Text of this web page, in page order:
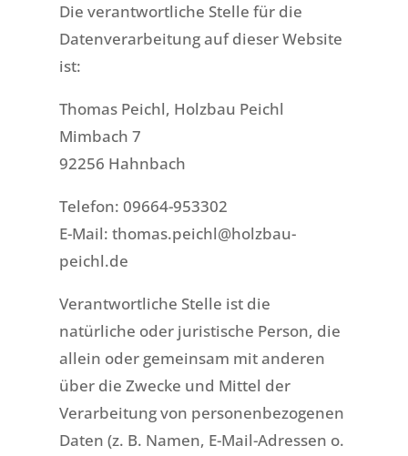
Die verantwortliche Stelle für die
Datenverarbeitung auf dieser Website
ist:
Thomas Peichl, Holzbau Peichl
Mimbach 7
92256 Hahnbach
Telefon: 09664-953302
E-Mail: thomas.peichl@holzbau-
peichl.de
Verantwortliche Stelle ist die
natürliche oder juristische Person, die
allein oder gemeinsam mit anderen
über die Zwecke und Mittel der
Verarbeitung von personenbezogenen
Daten (z. B. Namen, E-Mail-Adressen o.